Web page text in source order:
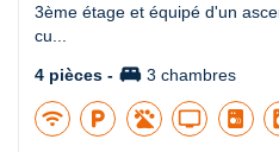
3ème étage et équipé d'un
cu...
4 pièces - king_bed 3 chambres
wifi local_parking tv